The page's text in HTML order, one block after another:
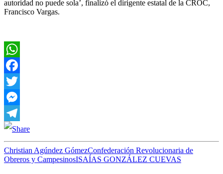
autoridad no puede sola’, finalizó el dirigente estatal de la CROC,
Francisco Vargas.
WhatsApp
Facebook
Twitter
Messenger
Telegram
Christian Agúndez GómezConfederación Revolucionaria de
Obreros y CampesinosISAÍAS GONZÁLEZ CUEVAS